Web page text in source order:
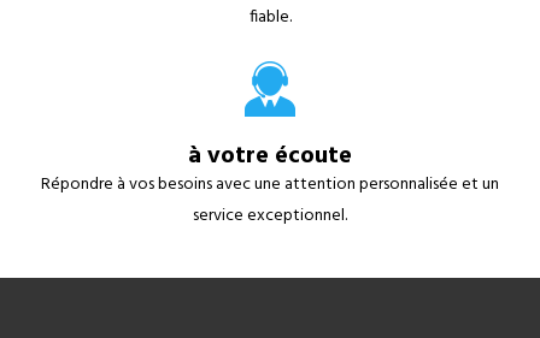
fiable.
à votre écoute
Répondre à vos besoins avec une attention personnalisée et un
service exceptionnel.